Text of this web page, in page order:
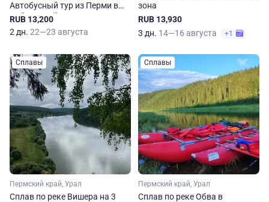
Автобусный тур из Перми в
Чайковский и Воткинск
RUB 13,200
2 дн. 22—23 августа
зона
RUB 13,930
3 дн. 14—16 августа +1
Сплавы
Пермский край, Урал
Сплав по реке Вишера на 3
Сплавы
Пермский край, Урал
Сплав по реке Обва в